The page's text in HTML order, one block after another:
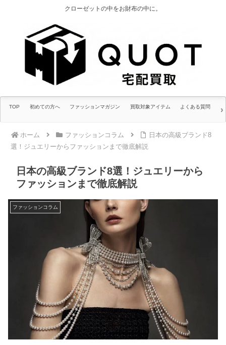
クローゼットの中をお財布の中に。
TOP 初めての方へ ファッションマガジン 買取対象アイテム よくある質問
ホーム ファッションコラム
日本の高級ブランド8
選！ジュエリーからファッションまで徹底解説
日本の高級ブランド8選！ジュエリーから
ファッションまで徹底解説
ファッションコラム